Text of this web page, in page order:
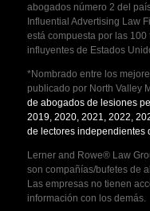
abogados número 2 del
Influential Advertising Law
está compuesta por las
influyentes de Estados
*Nombrado entre los
publicado por North Valley
de abogados de lesiones
2019, 2020, 2021, 2022,
de lectores independientes
Lerner and Rowe® Law
son compañías/bufetes de
Las empresas no tienen
información con los demás.